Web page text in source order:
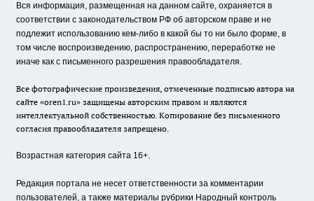
Вся информация, размещенная на данном сайте, охраняется в
соответствии с законодательством РФ об авторском праве и не
подлежит использованию кем-либо в какой бы то ни было форме, в
том числе воспроизведению, распространению, переработке не
иначе как с письменного разрешения правообладателя.
Все фотографические произведения, отмеченные подписью автора на
сайте «oren1.ru» защищены авторским правом и являются
интеллектуальной собственностью. Копирование без письменного
согласия правообладателя запрещено.
Возрастная категория сайта 16+.
Редакция портала не несет ответственности за комментарии
пользователей, а также материалы рубрики Народный контроль